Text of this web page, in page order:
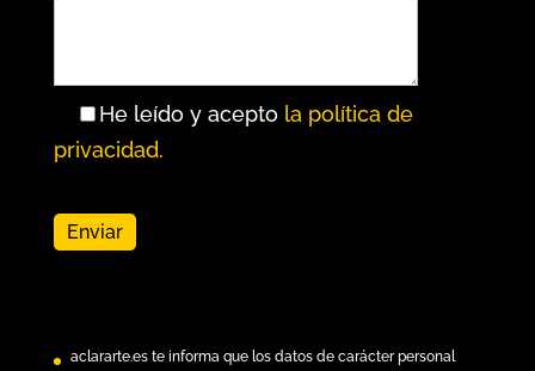
He leído y acepto la política de
privacidad.
aclararte.este informa que los datos de carácter personal